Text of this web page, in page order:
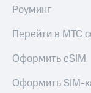
Роуминг
Перейти в МТС
Оформить eSIM
Оформить SIM-